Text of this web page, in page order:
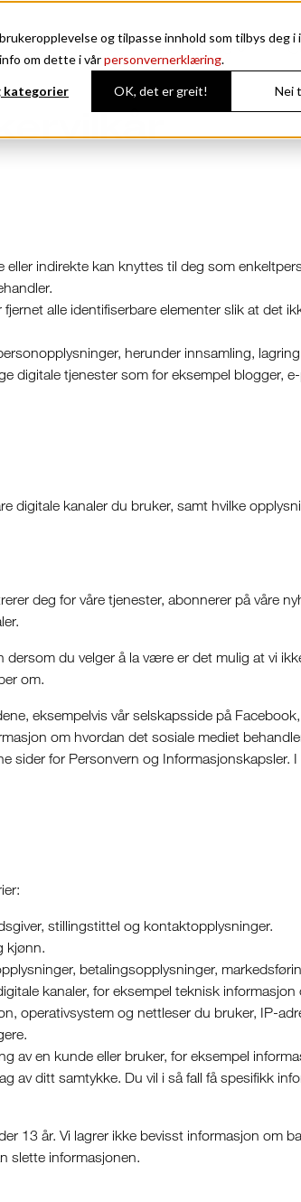
og tilpasse innhold som tilbys deg i
om dette i vårpersonvernerklæring.
kategorier OK, det er greit! Nei
Enduro
indirekte kan knyttes til deg som
alle identifiserbare elementer slik at det
herunder innsamling,
digitale tjenester som for eksempel
digitale kanaler du bruker, samt hvilke
deg for våre tjenester, abonnerer på våre
du velger å la være er det mulig at vi
om.
eksempelvis vår selskapsside på
om hvordan det sosiale mediet
sider for Personvern og Informasjonskapsler.
stillingstittel og kontaktopplysninger.
kjønn.
betalingsopplysninger,
kanaler, for eksempel teknisk
operativsystem og nettleser du bruker, IP-
av en kunde eller bruker, for eksempel
av ditt samtykke. Du vil i så fall få spesifikk
13 år. Vi lagrer ikke bevisst informasjon om
slette informasjonen.